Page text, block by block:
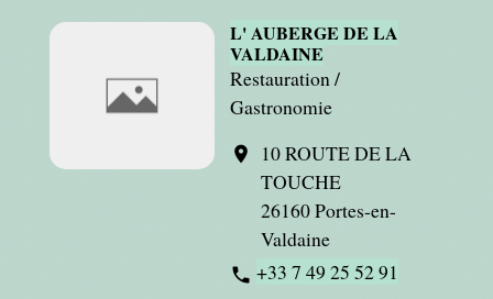
L' AUBERGE DE LA
VALDAINE
Restauration /
Gastronomie
location_on
10 ROUTE DE LA
TOUCHE
26160 Portes-en-
Valdaine
phone +33 7 49 25 52 91